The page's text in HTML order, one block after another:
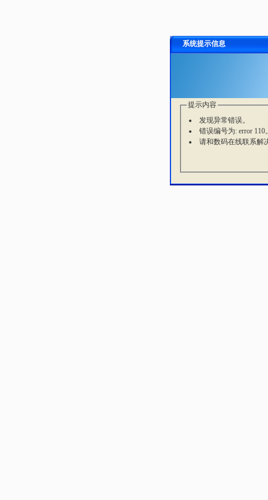
系统提示信息
提示内容
发现异常错误。
错误编号为: error 110
请和数码在线联系解